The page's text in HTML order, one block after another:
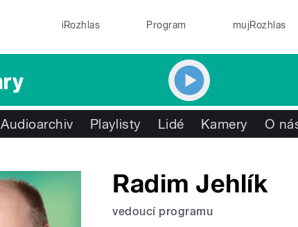
iRozhlas Program mujRozhlas
Audioarchiv Playlisty Lidé Kamery O
Radim Jehlík
vedoucí programu